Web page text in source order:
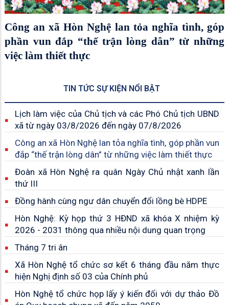
Công an xã Hòn Nghệ lan tỏa nghĩa tình, góp
phần vun đắp “thế trận lòng dân” từ những
việc làm thiết thực
TIN TỨC SỰ KIỆN NỔI BẬT
Lịch làm việc của Chủ tịch và các Phó Chủ tịch UBND
xã từ ngày 03/8/2026 đến ngày 07/8/2026
Công an xã Hòn Nghệ lan tỏa nghĩa tình, góp phần vun
đắp “thế trận lòng dân” từ những việc làm thiết thực
Đoàn xã Hòn Nghệ ra quân Ngày Chủ nhật xanh lần
thứ III
Đồng hành cùng ngư dân chuyển đổi lồng bè HDPE
Hòn Nghệ: Kỳ họp thứ 3 HĐND xã khóa X nhiệm kỳ
2026 - 2031 thông qua nhiều nội dung quan trọng
Tháng 7 tri ân
Xã Hòn Nghệ tổ chức sơ kết 6 tháng đầu năm thực
hiện Nghị định số 03 của Chính phủ
Hòn Nghệ tổ chức họp lấy ý kiến đối với dự thảo Đồ